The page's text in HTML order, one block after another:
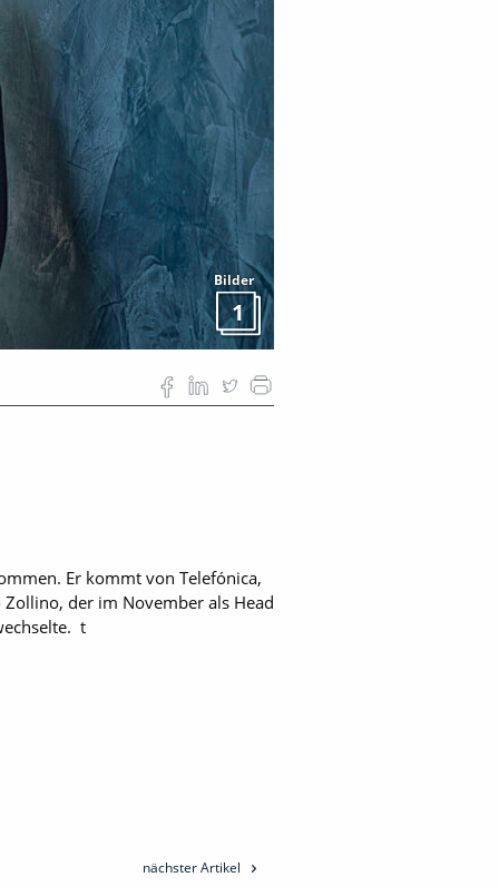
Bilder
1
Er kommt von Telefónica,
der im November als Head
t
nächster Artikel